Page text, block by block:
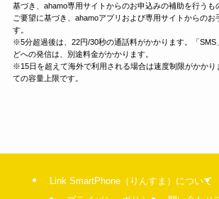
基づき、ahamo専用サイトからのお申込みの補助を行う
ご要望に基づき、ahamoアプリおよび専用サイトからの
す。
※5分超過後は、22円/30秒の通話料がかかります。「SMS
どへの発信は、別途料金がかかります。
※15日を超えて海外で利用される場合は速度制限がかかり
ての容量上限です。
Link SmartPhone（りんすま）について